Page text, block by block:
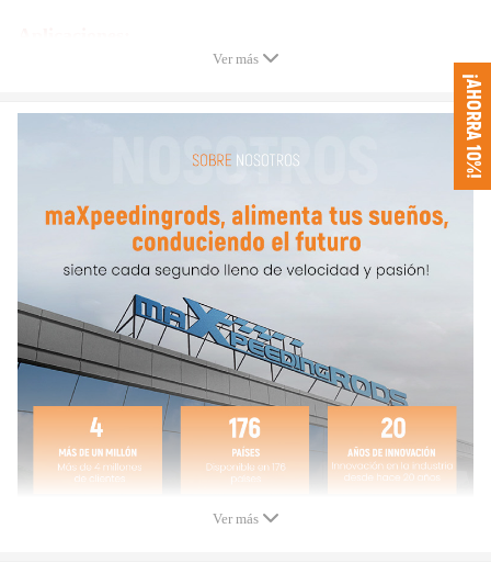
Compatible para Hyundai Tucson (JM) 2.0 / 2.0 AWD
Compatible para KIA Sportage (JE) 2.0i 16V
Número de OEM o número de pieza intercambiable:
57100-2E000
Especificaciones técnicas:
Modo de funcionamiento: hidráulico
Número de costillas: 3
Poleas Ø: 107 mm
Condición: NUEVO
Colocación en el vehículo: Frente
Ver más
Ver más
¡AHORRA 10%!